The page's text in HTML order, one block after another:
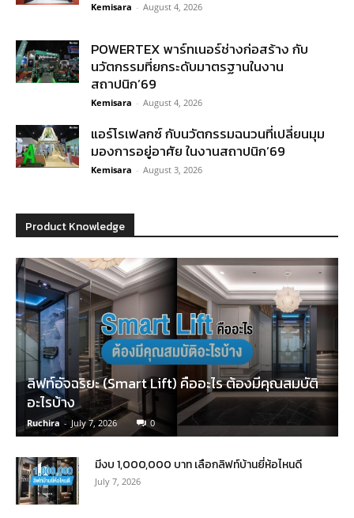
Kemisara - August 4, 2026
POWERTEX พาร์ทเนอร์ช่างก่อสร้าง กับ
นวัตกรรมที่ยกระดับมาตรฐานในงาน
สถาปนิก’69
Kemisara - August 4, 2026
แอร์โรเฟลกซ์ กับนวัตกรรมฉนวนที่เปลี่ยนมุม
มองการอยู่อาศัย ในงานสถาปนิก’69
Kemisara - August 3, 2026
Product Knowledge
ลิฟท์อัจฉริยะ (Smart Lift) คืออะไร ต้องมีคุณสมบัติ
อะไรบ้าง
Ruchira - July 7, 2026 0
มีงบ 1,000,000 บาท เลือกลิฟท์บ้านยี่ห้อไหนดี
July 7, 2026